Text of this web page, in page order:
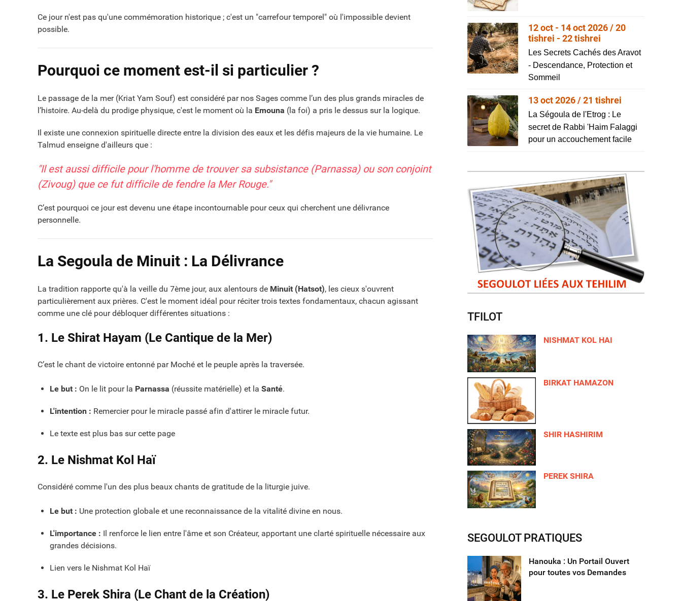
Ce jour n'est pas qu'une commémoration historique ; c'est un "carrefour temporel" où l'impossible devient
possible.
Pourquoi ce moment est-il si particulier ?
Le passage de la mer (Kriat Yam Souf) est considéré par nos Sages comme l’un des plus grands miracles de
l’histoire. Au-delà du prodige physique, c'est le moment où la Emouna (la foi) a pris le dessus sur la logique.
Il existe une connexion spirituelle directe entre la division des eaux et les défis majeurs de la vie humaine. Le
Talmud enseigne d'ailleurs que :
"Il est aussi difficile pour l'homme de trouver sa subsistance (Parnassa) ou son conjoint
(Zivoug) que ce fut difficile de fendre la Mer Rouge."
C’est pourquoi ce jour est devenu une étape incontournable pour ceux qui cherchent une délivrance
personnelle.
La Segoula de Minuit : La Délivrance
La tradition rapporte qu'à la veille du 7ème jour, aux alentours de Minuit (Hatsot), les cieux s'ouvrent
particulièrement aux prières. C'est le moment idéal pour réciter trois textes fondamentaux, chacun agissant
comme une clé pour débloquer différentes situations :
1. Le Shirat Hayam (Le Cantique de la Mer)
C’est le chant de victoire entonné par Moché et le peuple après la traversée.
Le but : On le lit pour la Parnassa (réussite matérielle) et la Santé.
L'intention : Remercier pour le miracle passé afin d'attirer le miracle futur.
Le texte est plus bas sur cette page
2. Le Nishmat Kol Haï
Considéré comme l'un des plus beaux chants de gratitude de la liturgie juive.
Le but : Une protection globale et une reconnaissance de la vitalité divine en nous.
L'importance : Il renforce le lien entre l'âme et son Créateur, apportant une clarté spirituelle nécessaire aux
grandes décisions.
Lien vers le Nishmat Kol Haï
3. Le Perek Shira (Le Chant de la Création)
12 oct - 14 oct 2026 / 20
tishrei - 22 tishrei
Les Secrets Cachés des Aravot
- Descendance, Protection et
Sommeil
13 oct 2026 / 21 tishrei
La Ségoula de l'Etrog : Le
secret de Rabbi 'Haim Falaggi
pour un accouchement facile
TFILOT
NISHMAT KOL HAI
BIRKAT HAMAZON
SHIR HASHIRIM
PEREK SHIRA
SEGOULOT PRATIQUES
Hanouka : Un Portail Ouvert
pour toutes vos Demandes